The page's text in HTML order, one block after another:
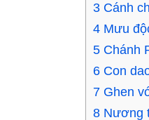
3 Cánh
4 Mưu
5 Chánh
6 Con
7 Ghen
8 Nương